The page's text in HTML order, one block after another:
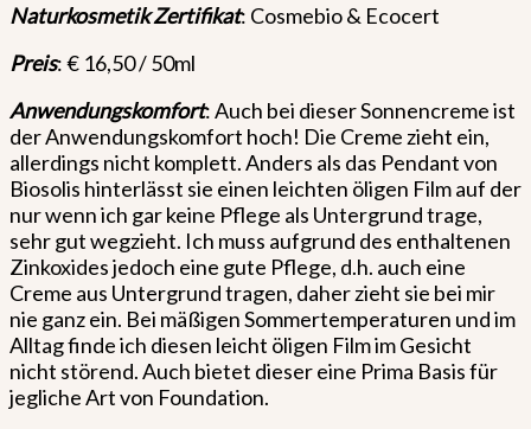
Naturkosmetik Zertifikat: Cosmebio & Ecocert
Preis: € 16,50 / 50ml
Anwendungskomfort: Auch bei dieser Sonnencreme ist
der Anwendungskomfort hoch! Die Creme zieht ein,
allerdings nicht komplett. Anders als das Pendant von
Biosolis hinterlässt sie einen leichten öligen Film auf der
nur wenn ich gar keine Pflege als Untergrund trage,
sehr gut wegzieht. Ich muss aufgrund des enthaltenen
Zinkoxides jedoch eine gute Pflege, d.h. auch eine
Creme aus Untergrund tragen, daher zieht sie bei mir
nie ganz ein. Bei mäßigen Sommertemperaturen und im
Alltag finde ich diesen leicht öligen Film im Gesicht
nicht störend. Auch bietet dieser eine Prima Basis für
jegliche Art von Foundation.